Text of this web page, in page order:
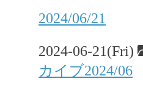
2024/06/21
2024-06-21(Fri)
カイブ2024/06